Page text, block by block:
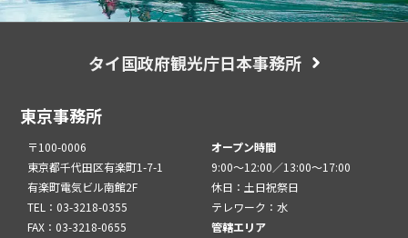
タイ国政府観光庁日本事務所
東京事務所
〒100-0006
東京都千代田区有楽町1-7-1
有楽町電気ビル南館2F
TEL：03-3218-0355
FAX：03-3218-0655
オープン時間
9:00～12:00／13:00～17:00
休日：土日祝祭日
テレワーク：水
管轄エリア